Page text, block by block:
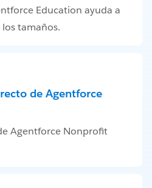
Education ayuda a
tamaños.
de Agentforce
Agentforce Nonprofit